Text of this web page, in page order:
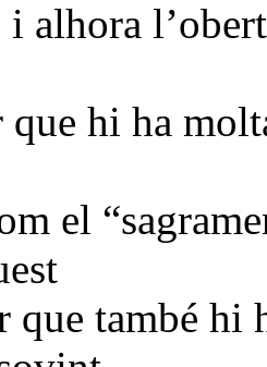
i alhora
hi ha
el
que també